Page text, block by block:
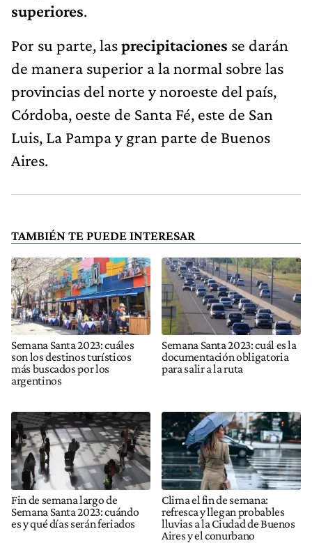
superiores.
Por su parte, lasprecipitaciones se darán
de manera superior a la normal sobre las
provincias del norte y noroeste del país,
Córdoba, oeste de Santa Fé, este de San
Luis, La Pampa y gran parte de Buenos
Aires.
TAMBIÉN TE PUEDE INTERESAR
Semana Santa 2023: cuáles
son los destinos turísticos
más buscados por los
argentinos
Semana Santa 2023: cuál es la
documentación obligatoria
para salir a la ruta
Fin de semana largo de
Semana Santa 2023: cuándo
es y qué días serán feriados
Clima el fin de semana:
refresca y llegan probables
lluvias a la Ciudad de Buenos
Aires y el conurbano